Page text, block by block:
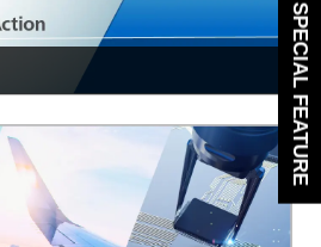
SPECIAL FEATURE